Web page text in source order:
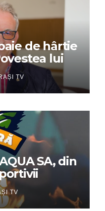
de hârtie
lui
TV
SA, din
„Prima
TV